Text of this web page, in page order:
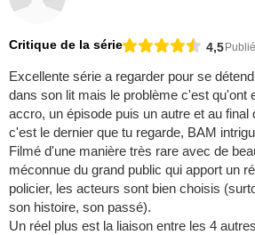
Critique de la série 4,5
Excellente série a regarder pour se
dans son lit mais le problème c'est qu'ont
accro, un épisode puis un autre et au final
c'est le dernier que tu regarde, BAM
Filmé d'une manière très rare avec de
méconnue du grand public qui apport un
policier, les acteurs sont bien choisis
son histoire, son passé).
Un réel plus est la liaison entre les 4